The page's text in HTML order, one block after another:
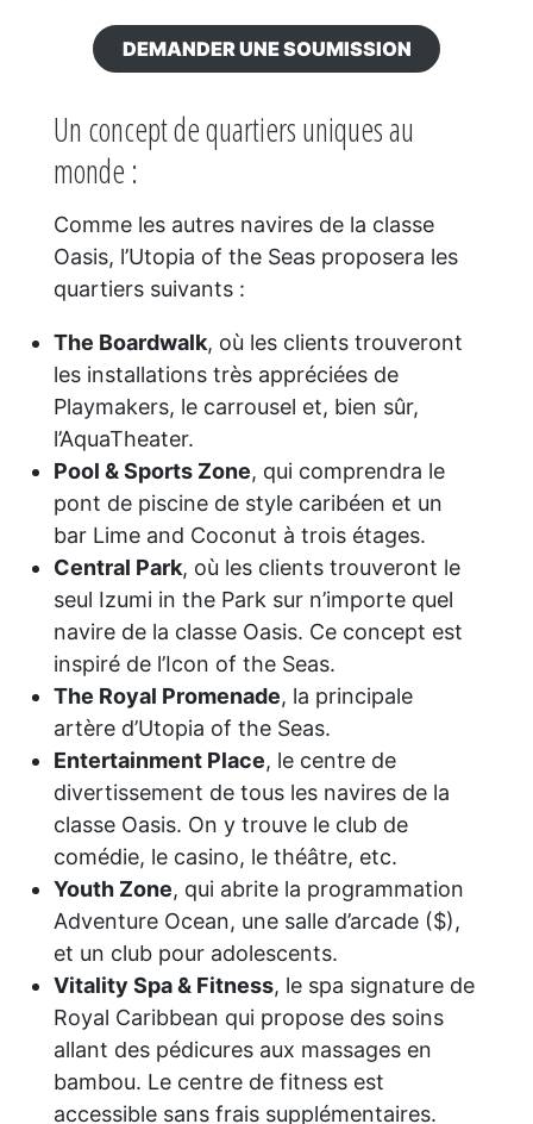
DEMANDER UNE SOUMISSION
Un concept de quartiers uniques au
monde :
Comme les autres navires de la classe
Oasis, l’Utopia of the Seas proposera les
quartiers suivants :
The Boardwalk, où les clients trouveront
les installations très appréciées de
Playmakers, le carrousel et, bien sûr,
l’AquaTheater.
Pool & Sports Zone, qui comprendra le
pont de piscine de style caribéen et un
bar Lime and Coconut à trois étages.
Central Park, où les clients trouveront le
seul Izumi in the Park sur n’importe quel
navire de la classe Oasis. Ce concept est
inspiré de l’Icon of the Seas.
The Royal Promenade, la principale
artère d’Utopia of the Seas.
Entertainment Place, le centre de
divertissement de tous les navires de la
classe Oasis. On y trouve le club de
comédie, le casino, le théâtre, etc.
Youth Zone, qui abrite la programmation
Adventure Ocean, une salle d’arcade ($),
et un club pour adolescents.
Vitality Spa & Fitness, le spa signature de
Royal Caribbean qui propose des soins
allant des pédicures aux massages en
bambou. Le centre de fitness est
accessible sans frais supplémentaires.